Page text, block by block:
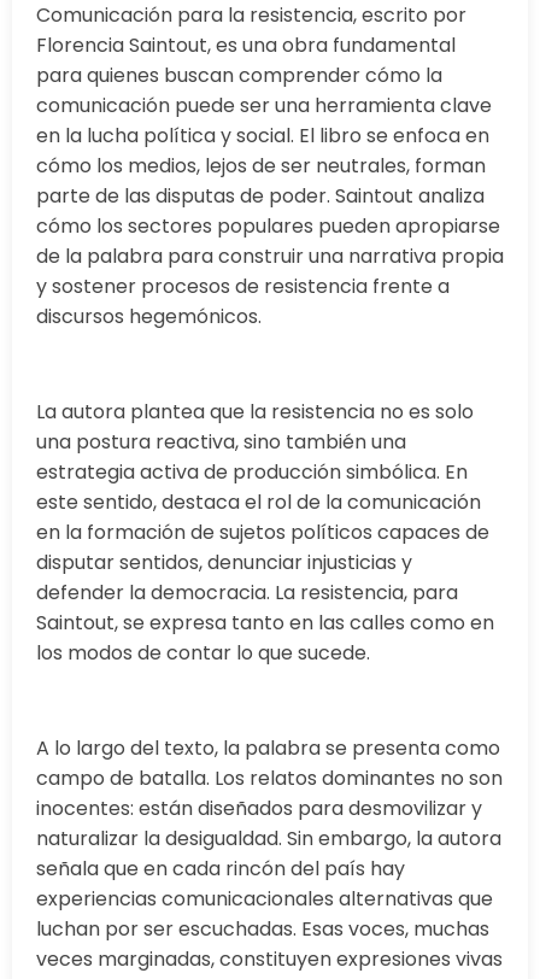
Comunicación para la resistencia, escrito por
Florencia Saintout, es una obra fundamental
para quienes buscan comprender cómo la
comunicación puede ser una herramienta clave
en la lucha política y social. El libro se enfoca en
cómo los medios, lejos de ser neutrales, forman
parte de las disputas de poder. Saintout analiza
cómo los sectores populares pueden apropiarse
de la palabra para construir una narrativa propia
y sostener procesos de resistencia frente a
discursos hegemónicos.
La autora plantea que la resistencia no es solo
una postura reactiva, sino también una
estrategia activa de producción simbólica. En
este sentido, destaca el rol de la comunicación
en la formación de sujetos políticos capaces de
disputar sentidos, denunciar injusticias y
defender la democracia. La resistencia, para
Saintout, se expresa tanto en las calles como en
los modos de contar lo que sucede.
A lo largo del texto, la palabra se presenta como
campo de batalla. Los relatos dominantes no son
inocentes: están diseñados para desmovilizar y
naturalizar la desigualdad. Sin embargo, la autora
señala que en cada rincón del país hay
experiencias comunicacionales alternativas que
luchan por ser escuchadas. Esas voces, muchas
veces marginadas, constituyen expresiones vivas